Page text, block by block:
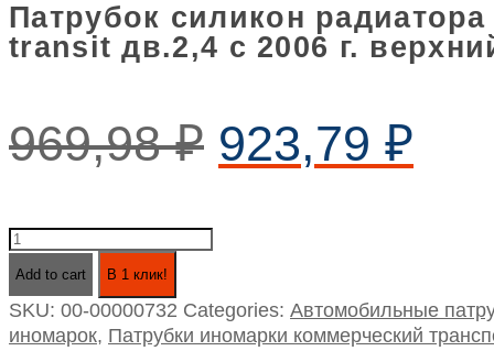
Патрубок силикон
transit дв.2,4 с 2006 г.
969,98₽ 923,79 ₽
Патрубок
(к
термостату)
Add to cart В 1 клик!
SKU: 00-00000732 Categories: Автомобильные
иномарок, Патрубки иномарки коммерческий